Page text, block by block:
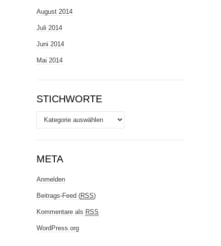
August 2014
Juli 2014
Juni 2014
Mai 2014
STICHWORTE
Stichworte
META
Anmelden
Beitrags-Feed (RSS)
Kommentare als RSS
WordPress.org